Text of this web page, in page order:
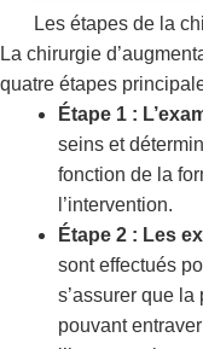
Les étapes de la
La chirurgie
quatre étapes
Étape 1 :
seins et
fonction de la
l’intervention.
Étape 2 : Les
sont effectués
s’assurer que
pouvant